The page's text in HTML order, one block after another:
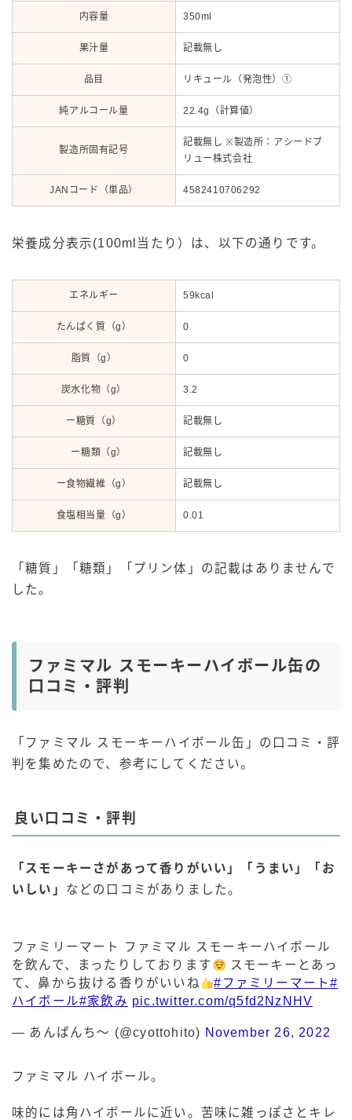
内容量 350ml
果汁量 記載無し
品目 リキュール（発泡性）①
純アルコール量 22.4g（計算値）
製造所固有記号
記載無し ※製造所：アシードブ
リュー株式会社
JANコード（単品） 4582410706292
栄養成分表示(100ml当たり）は、以下の通りです。
エネルギー 59kcal
たんぱく質（g） 0
脂質（g） 0
炭水化物（g） 3.2
ー糖質（g） 記載無し
ー糖類（g） 記載無し
ー食物繊維（g） 記載無し
食塩相当量（g） 0.01
「糖質」「糖類」「プリン体」の記載はありませんで
した。
ファミマル スモーキーハイボール缶の
口コミ・評判
「ファミマル スモーキーハイボール缶」の口コミ・評
判を集めたので、参考にしてください。
良い口コミ・評判
「スモーキーさがあって香りがいい」「うまい」「お
いしい」 などの口コミがありました。
ファミリーマート ファミマル スモーキーハイボール
を飲んで、まったりしております
スモーキーとあっ
て、鼻から抜ける香りがいいね
#ファミリーマート#
ハイボール#家飲み pic.twitter.com/q5fd2NzNHV
— あんぱんち～ (@cyottohito) November 26, 2022
ファミマル ハイボール。
味的には角ハイボールに近い。苦味に雑っぽさとキレ